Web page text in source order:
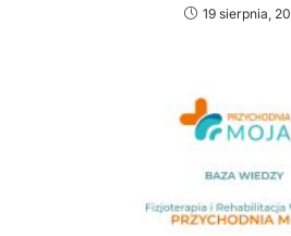
19 sierpnia,